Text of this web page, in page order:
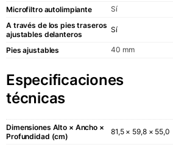
Microfiltro autolimpiante
Sí
A través de los pies traseros
ajustables delanteros
Sí
Pies ajustables 40 mm
Especificaciones
técnicas
Dimensiones Alto × Ancho ×
Profundidad (cm)
81,5 × 59,8 × 55,0